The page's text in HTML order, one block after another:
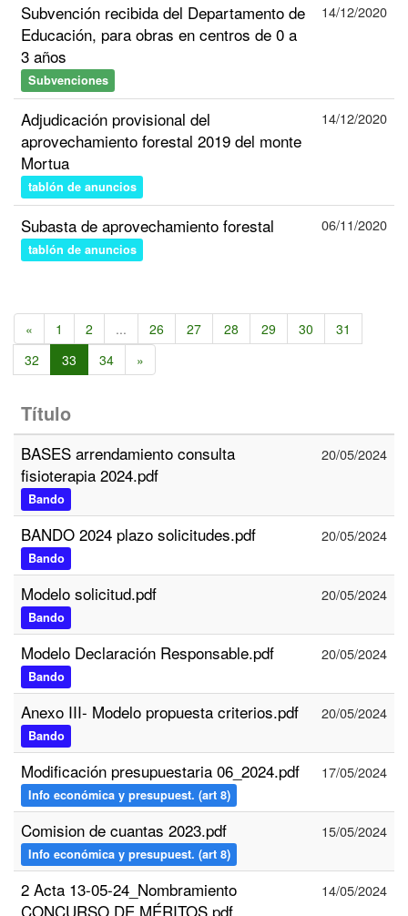
Subvención recibida del Departamento de
Educación, para obras en centros de 0 a
3 años
Subvenciones
14/12/2020
Adjudicación provisional del
aprovechamiento forestal 2019 del monte
Mortua
tablón de anuncios
14/12/2020
Subasta de aprovechamiento forestal
tablón de anuncios
06/11/2020
« 1 2 ... 26 27 28 29 30
31
32
33 34 »
Título
BASES arrendamiento consulta
fisioterapia 2024.pdf
Bando
20/05/2024
BANDO 2024 plazo solicitudes.pdf
Bando
20/05/2024
Modelo solicitud.pdf
Bando
20/05/2024
Modelo Declaración Responsable.pdf
Bando
20/05/2024
Anexo III- Modelo propuesta criterios.pdf
Bando
20/05/2024
Modificación presupuestaria 06_2024.pdf
Info económica y presupuest. (art 8)
17/05/2024
Comision de cuantas 2023.pdf
Info económica y presupuest. (art 8)
15/05/2024
2 Acta 13-05-24_Nombramiento
CONCURSO DE MÉRITOS.pdf
14/05/2024